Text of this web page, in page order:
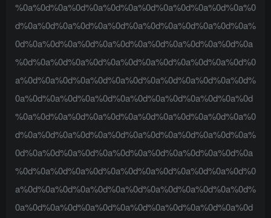
%0a%0d%0a%0d%0a%0d%0a%0d%0a%0d%0a%0d%0a%0
d%0a%0d%0a%0d%0a%0d%0a%0d%0a%0d%0a%0d%0a%
0d%0a%0d%0a%0d%0a%0d%0a%0d%0a%0d%0a%0d%0a
%0d%0a%0d%0a%0d%0a%0d%0a%0d%0a%0d%0a%0d%0
a%0d%0a%0d%0a%0d%0a%0d%0a%0d%0a%0d%0a%0d%
0a%0d%0a%0d%0a%0d%0a%0d%0a%0d%0a%0d%0a%0d
%0a%0d%0a%0d%0a%0d%0a%0d%0a%0d%0a%0d%0a%0
d%0a%0d%0a%0d%0a%0d%0a%0d%0a%0d%0a%0d%0a%
0d%0a%0d%0a%0d%0a%0d%0a%0d%0a%0d%0a%0d%0a
%0d%0a%0d%0a%0d%0a%0d%0a%0d%0a%0d%0a%0d%0
a%0d%0a%0d%0a%0d%0a%0d%0a%0d%0a%0d%0a%0d%
0a%0d%0a%0d%0a%0d%0a%0d%0a%0d%0a%0d%0a%0d